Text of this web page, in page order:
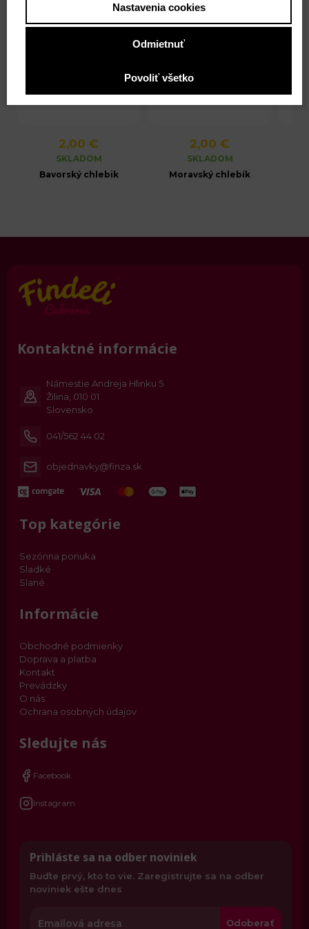
2,00 €
SKLADOM
Bavorský chlebik
2,00 €
SKLADOM
Moravský chlebík
Kontaktné informácie
Námestie Andreja Hlinku 5
Žilina, 010 01
Slovensko
041/562 44 02
objednavky@finza.sk
Top kategórie
Sezónna ponuka
Sladké
Slané
Informácie
Obchodné podmienky
Doprava a platba
Kontakt
Prevádzky
O nás
Ochrana osobných údajov
Sledujte nás
Facebook
Instagram
Prihláste sa na odber noviniek
Buďte prvý, kto to vie. Zaregistrujte sa na odber
noviniek ešte dnes
Odoberať
Nastavenia cookies
Odmietnuť
Povoliť všetko